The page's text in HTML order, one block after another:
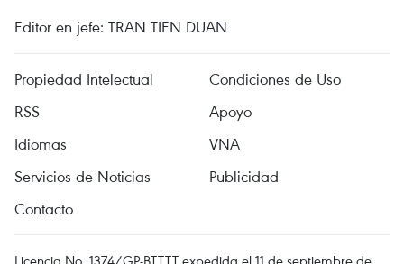
Editor en jefe: TRAN TIEN DUAN
Propiedad Intelectual
Condiciones de Uso
RSS
Apoyo
Idiomas
VNA
Servicios de Noticias
Publicidad
Contacto